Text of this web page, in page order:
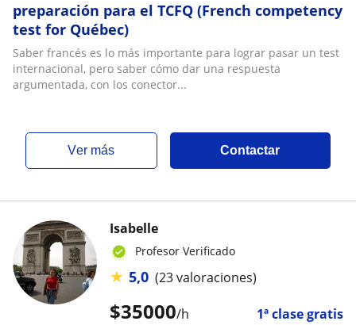
preparación para el TCFQ (French competency
test for Québec)
Saber francés es lo más importante para lograr pasar un test
internacional, pero saber cómo dar una respuesta
argumentada, con los conector...
ver más Contactar
$35000/h 1ª clase gratis
Isabelle
Profesor Verificado
★ 5,0 (23 valoraciones)